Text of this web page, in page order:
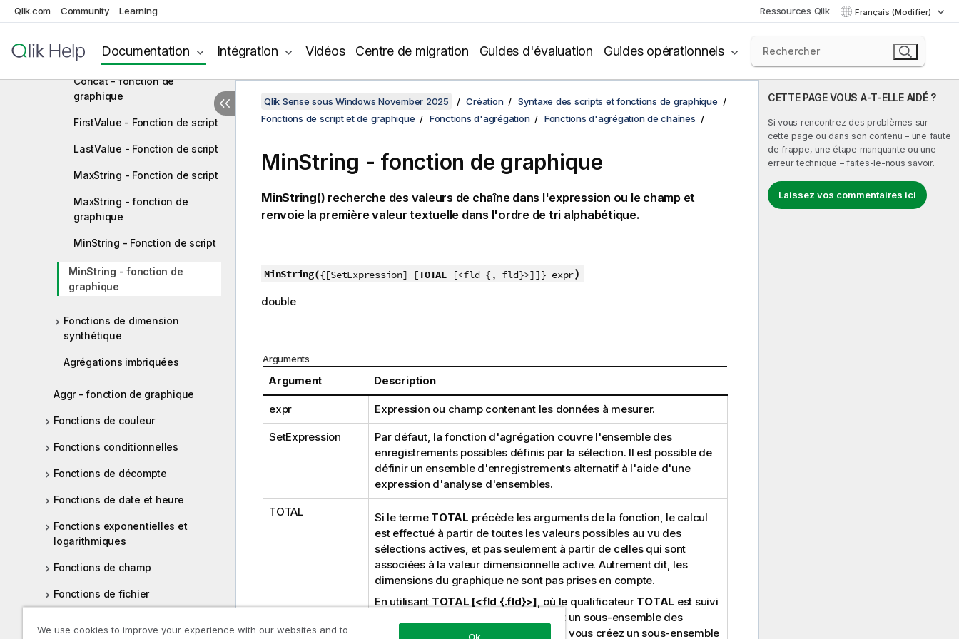
Qlik.com Community Learning Ressources Qlik Français (Modifier)
Documentation Intégration Vidéos Centre de migration Guides d'évaluation Guides opérationnels
Fonctions d'agrégation de
Concat - Fonction de script
Concat - fonction de
graphique
FirstValue - Fonction de script
LastValue - Fonction de script
MaxString - Fonction de script
MaxString - fonction de
graphique
MinString - Fonction de script
MinString - fonction de
graphique
Fonctions de dimension
synthétique
Agrégations imbriquées
Aggr - fonction de graphique
Fonctions de couleur
Fonctions conditionnelles
Fonctions de décompte
Fonctions de date et heure
Fonctions exponentielles et
logarithmiques
Fonctions de champ
Fonctions de fichier
CETTE PAGE VOUS A-T-ELLE AIDÉ ?
Si vous rencontrez des problèmes sur
cette page ou dans son contenu – une faute
de frappe, une étape manquante ou une
erreur technique – faites-le-nous savoir.
Laissez vos commentaires ici
Qlik Sense sous Windows November 2025 Création
Syntaxe des scripts et fonctions de graphique
Fonctions de script et de graphique
Fonctions d'agrégation Fonctions d'agrégation de chaînes
MinString - fonction de graphique
MinString() recherche des valeurs de chaîne dans l'expression ou le champ et
renvoie la première valeur textuelle dans l'ordre de tri alphabétique.
MinString({[SetExpression] [TOTAL[<fld {, fld}>]]} expr)
double
Arguments
Argument Description
expr Expression ou champ contenant les données à mesurer.
SetExpression
Par défaut, la fonction d'agrégation couvre l'ensemble des
enregistrements possibles définis par la sélection. Il est possible de
définir un ensemble d'enregistrements alternatif à l'aide d'une
expression d'analyse d'ensembles.
TOTAL Si le terme TOTAL précède les arguments de la fonction, le calcul
est effectué à partir de toutes les valeurs possibles au vu des
sélections actives, et pas seulement à partir de celles qui sont
associées à la valeur dimensionnelle active. Autrement dit, les
dimensions du graphique ne sont pas prises en compte.
En utilisant TOTAL [<fld {.fld}>] , où le qualificateur TOTAL est suivi
d'un ou de plusieurs noms constituant un sous-ensemble des
variables de dimension du graphique, vous créez un sous-ensemble
We use cookies to improve your experience with our websites and to